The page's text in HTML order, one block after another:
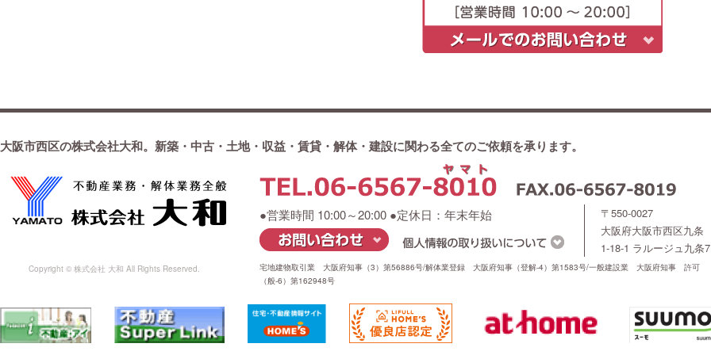
大阪市西区の株式会社大和。新築・中古・土地・収益・賃貸・解体・建設に関わる全てのご依頼を承ります。
Copyright © 株式会社 大和 All Rights Reserved.
●営業時間 10:00～20:00 ●定休日：年末年始
〒550-0027
大阪府大阪市西区九条
1-18-1 ラルージュ九条
宅地建物取引業 大阪府知事（3）第56886号/解体業登録 大阪府知事（登解-4）第1583号/一般建設業 大阪府知事 許可
（般-6）第162948号